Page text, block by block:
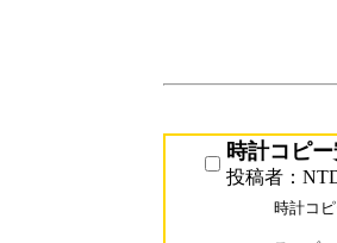
時計コピ
投稿者：
時計コ